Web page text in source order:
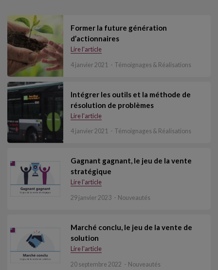
Former la future génération
d’actionnaires
Lire l'article
4 janvier 2021 Témoignages & Réalisations
Intégrer les outils et la méthode de
résolution de problèmes
Lire l'article
4 janvier 2021 Témoignages & Réalisations
Gagnant gagnant, le jeu de la vente
stratégique
Lire l'article
29 janvier 2023 Nouveautés
Marché conclu, le jeu de la vente de
solution
Lire l'article
20 septembre 2022 Nouveautés